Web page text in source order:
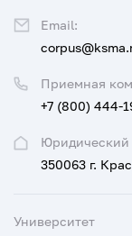
Юридический
350063 г.
Приемная
+7 (800) 444-
Email:
Университет